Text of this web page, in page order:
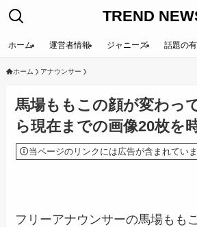
TREND
ホーム 運営者情報 ジャニーズ 話題の
ホーム アナウンサー
馬場ももこの顔が変わっ
ら現在までの画像20枚を
当ページのリンクには広告が含まれていま
フリーアナウンサーの馬場もも